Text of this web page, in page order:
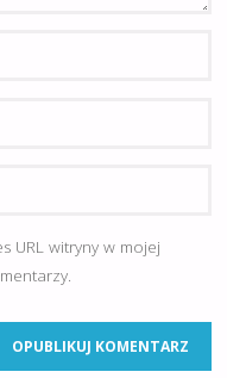
URL witryny w mojej